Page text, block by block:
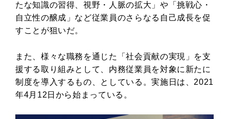
たな知識の習得、視野・人脈の拡大」や「挑戦心・
自立性の醸成」など従業員のさらなる自己成長を促
すことが狙いだ。
また、様々な職務を通じた「社会貢献の実現」を支
援する取り組みとして、内務従業員を対象に新たに
制度を導入するもの、としている。実施日は、2021
年4月12日から始まっている。